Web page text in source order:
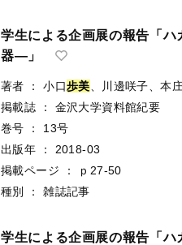
学生による企画展の報告「
器―」
著者 ： 小口歩美 、川邊咲子、本
掲載誌
：
金沢大学資料館紀要
巻号
：
13号
出版年
：
2018-03
掲載ページ
：
ｐ27-50
種別
： 雑誌記事
学生による企画展の報告「